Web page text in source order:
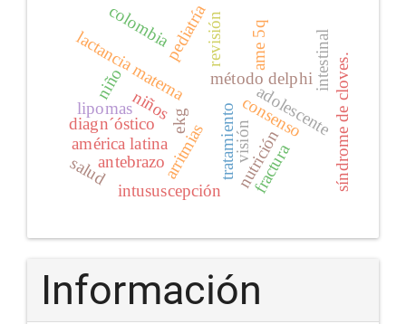
método delphi
consenso
lactancia materna
nutrición
ekg
niños
arritmias
diagn´óstico
américa latina
ame 5q
intususcepción
intestinal
pediatría
fractura
antebrazo
niño adolescente
lipomas síndrome de cloves.
tratamiento
revisión
colombia
salud
visión
Información